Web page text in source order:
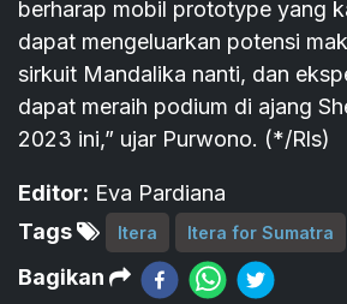
berharap mobil prototype yang
dapat mengeluarkan potensi
sirkuit Mandalika nanti, dan
dapat meraih podium di ajang
2023 ini,” ujar Purwono. (*/Rls)
Editor: Eva Pardiana
Tags
Itera Itera for Sumatra
Bagikan